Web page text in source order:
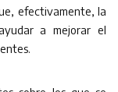
efectivamente, la
a mejorar el